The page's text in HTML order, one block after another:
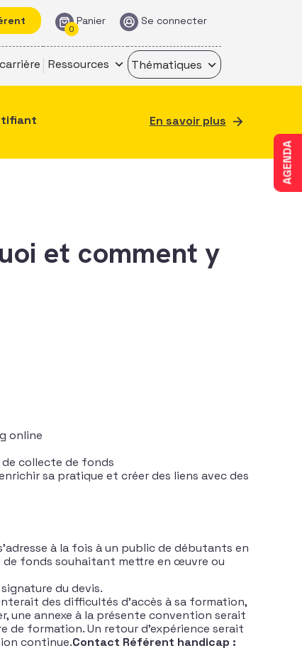
Panier
0
Se connecter
Ressources Thématiques
AGENDA
En savoir plus
et comment y
online
collecte de fonds
sa pratique et créer des liens avec des
à la fois à un public de débutants en
fonds souhaitant mettre en œuvre ou
du devis.
des difficultés d’accès à sa formation,
une annexe à la présente convention serait
formation. Un retour d’expérience serait
continue.Contact Référent handicap :